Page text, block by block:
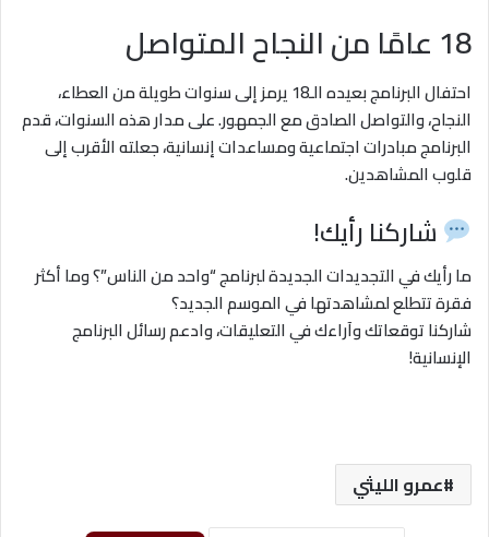
18 عامًا من النجاح المتواصل
احتفال البرنامج بعيده الـ18 يرمز إلى سنوات طويلة من العطاء،
النجاح، والتواصل الصادق مع الجمهور. على مدار هذه السنوات، قدم
البرنامج مبادرات اجتماعية ومساعدات إنسانية، جعلته الأقرب إلى
قلوب المشاهدين.
شاركنا رأيك!
ما رأيك في التجديدات الجديدة لبرنامج “واحد من الناس”؟ وما أكثر
فقرة تتطلع لمشاهدتها في الموسم الجديد؟
شاركنا توقعاتك وآراءك في التعليقات، وادعم رسائل البرنامج
الإنسانية!
عمرو الليثي